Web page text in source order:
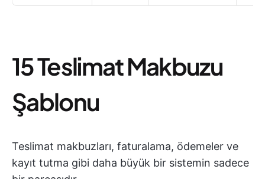
15 Teslimat Makbuzu
Şablonu
Teslimat makbuzları, faturalama, ödemeler ve
kayıt tutma gibi daha büyük bir sistemin sadece